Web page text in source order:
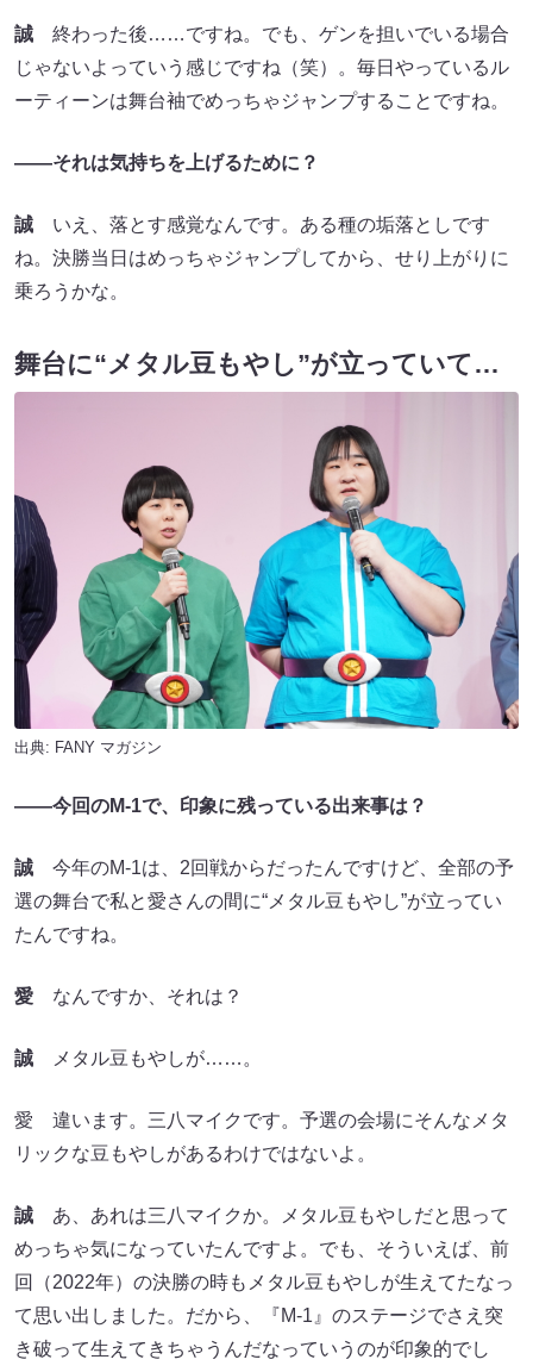
誠 終わった後……ですね。でも、ゲンを担いでいる場合
じゃないよっていう感じですね（笑）。毎日やっているル
ーティーンは舞台袖でめっちゃジャンプすることですね。
――それは気持ちを上げるために？
誠 いえ、落とす感覚なんです。ある種の垢落としです
ね。決勝当日はめっちゃジャンプしてから、せり上がりに
乗ろうかな。
舞台に“メタル豆もやし”が立っていて…
出典: FANY マガジン
――今回のM-1で、印象に残っている出来事は？
誠 今年のM-1は、2回戦からだったんですけど、全部の予
選の舞台で私と愛さんの間に“メタル豆もやし”が立ってい
たんですね。
愛 なんですか、それは？
誠 メタル豆もやしが……。
愛 違います。三八マイクです。予選の会場にそんなメタ
リックな豆もやしがあるわけではないよ。
誠 あ、あれは三八マイクか。メタル豆もやしだと思って
めっちゃ気になっていたんですよ。でも、そういえば、前
回（2022年）の決勝の時もメタル豆もやしが生えてたなっ
て思い出しました。だから、『M-1』のステージでさえ突
き破って生えてきちゃうんだなっていうのが印象的でし